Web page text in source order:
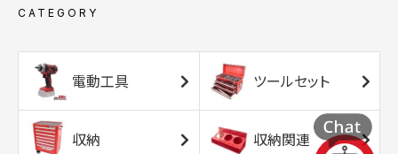
CATEGORY
電動工具 ツールセット
収納 収納関連